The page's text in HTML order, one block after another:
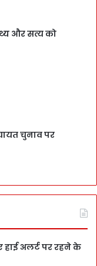
और सत्य को
चुनाव पर
हाई अलर्ट पर रहने के